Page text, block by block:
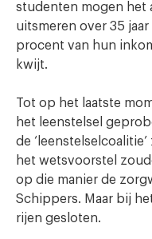
studenten mogen het
uitsmeren over 35
procent van hun
kwijt.
Tot op het laatste
het leenstelsel
de
het wetsvoorstel
op die manier de
Schippers. Maar bij
rijen gesloten.